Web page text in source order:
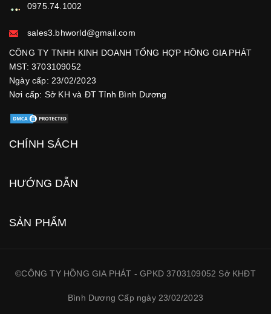
0975.74.1002
sales3.bhworld@gmail.com
CÔNG TY TNHH KINH DOANH TỔNG HỢP HỒNG GIA PHÁT
MST: 3703109052
Ngày cấp: 23/02/2023
Nơi cấp: Sở KH và ĐT Tỉnh Bình Dương
CHÍNH SÁCH
HƯỚNG DẪN
SẢN PHẨM
©CÔNG TY HỒNG GIA PHÁT - GPKD 3703109052 Sở KHĐT
Bình Dương Cấp ngày 23/02/2023